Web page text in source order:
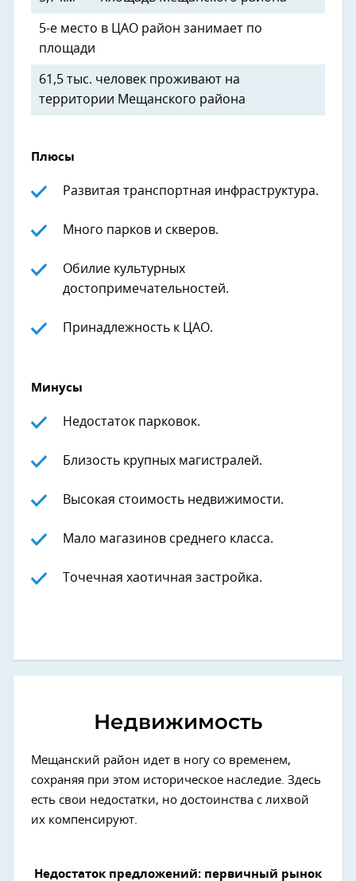
5-е место в ЦАО район занимает по
площади
61,5 тыс. человек проживают на
территории Мещанского района
Плюсы
Развитая транспортная инфраструктура.
Много парков и скверов.
Обилие культурных
достопримечательностей.
Принадлежность к ЦАО.
Минусы
Недостаток парковок.
Близость крупных магистралей.
Высокая стоимость недвижимости.
Мало магазинов среднего класса.
Точечная хаотичная застройка.
Недвижимость
Мещанский район идет в ногу со временем,
сохраняя при этом историческое наследие. Здесь
есть свои недостатки, но достоинства с лихвой
их компенсируют.
Недостаток предложений: первичный рынок